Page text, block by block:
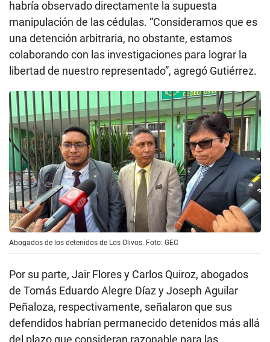
habría observado directamente la supuesta
manipulación de las cédulas. “Consideramos que es
una detención arbitraria, no obstante, estamos
colaborando con las investigaciones para lograr la
libertad de nuestro representado”, agregó Gutiérrez.
Abogados de los detenidos de Los Olivos. Foto: GEC
Por su parte, Jair Flores y Carlos Quiroz, abogados
de Tomás Eduardo Alegre Díaz y Joseph Aguilar
Peñaloza, respectivamente, señalaron que sus
defendidos habrían permanecido detenidos más allá
del plazo que consideran razonable para las